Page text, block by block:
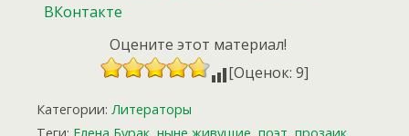
ВКонтакте
Оцените этот материал!
[Оценок: 9]
Категории: Литераторы
Теги: Елена Бурак ныне живущие поэт прозаик